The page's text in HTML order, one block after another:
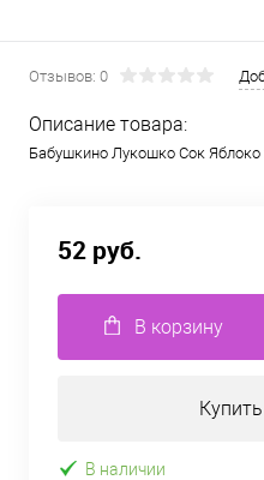
Отзывов: 0
Описание товара:
Бабушкино Лукошко Сок Яблоко
52 руб.
В корзину
В наличии